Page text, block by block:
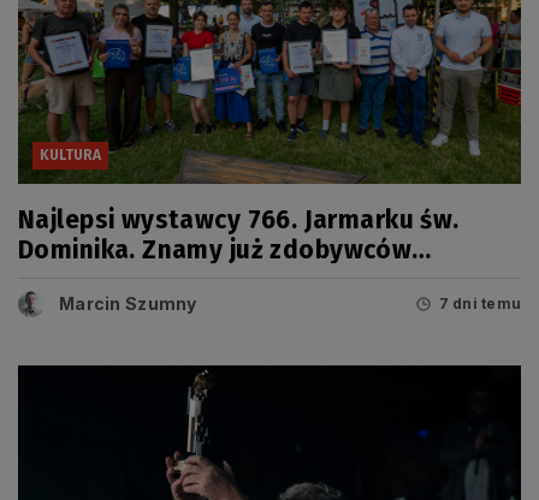
KULTURA
Najlepsi wystawcy 766. Jarmarku św.
Dominika. Znamy już zdobywców
Marcin Szumny 7 dni temu